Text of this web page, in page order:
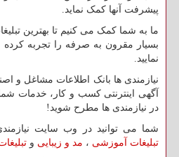
پیشرفت آنها کمک نماید.
ما به شما کمک می کنیم تا بهترین
بسیار مقرون به صرفه را تجربه
نمایید.
نیازمندی ها بانک اطلاعات مشاغل و
آگهی اینترنتی کسب و کار، خدمات
در نیازمندی ها مطرح شوید!
شما می توانید در وب سایت
تبلیغات آموزشی ، مد و زیبایی و